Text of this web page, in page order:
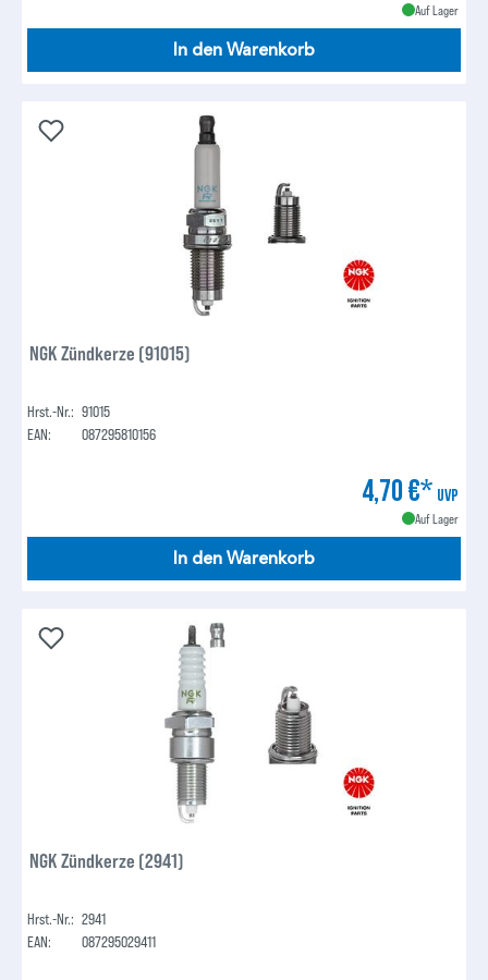
Auf Lager
In den Warenkorb
NGK Zündkerze (91015)
Hrst.-Nr.: 91015
EAN:
087295810156
4,70 €* UVP
Auf Lager
In den Warenkorb
NGK Zündkerze (2941)
Hrst.-Nr.: 2941
EAN:
087295029411